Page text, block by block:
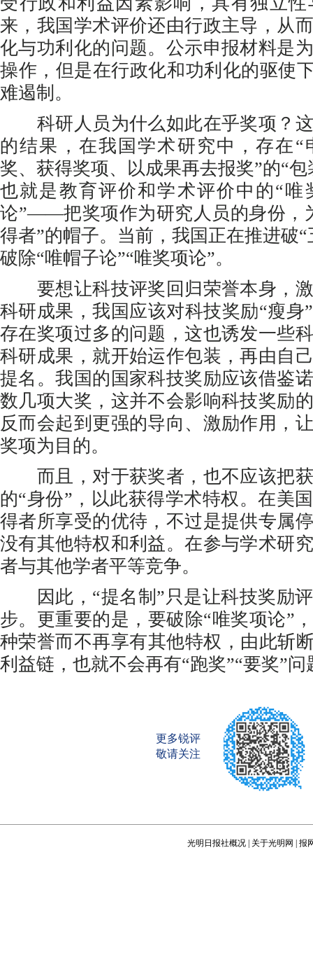
来，我国学术评价还由行政主导，从
化与功利化的问题。公示申报材料是
操作，但是在行政化和功利化的驱使
难遏制。
科研人员为什么如此在乎奖项？这
的结果，在我国学术研究中，存在“
奖、获得奖项、以成果再去报奖”的“
也就是教育评价和学术评价中的“唯
论”——把奖项作为研究人员的身份，
得者”的帽子。当前，我国正在推进破
破除“唯帽子论”“唯奖项论”。
要想让科技评奖回归荣誉本身，激
科研成果，我国应该对科技奖励“瘦身
存在奖项过多的问题，这也诱发一些
科研成果，就开始运作包装，再由自
提名。我国的国家科技奖励应该借鉴
数几项大奖，这并不会影响科技奖励
反而会起到更强的导向、激励作用，
奖项为目的。
而且，对于获奖者，也不应该把获
的“身份”，以此获得学术特权。在美
得者所享受的优待，不过是提供专属
没有其他特权和利益。在参与学术研
者与其他学者平等竞争。
因此，“提名制”只是让科技奖励评
步。更重要的是，要破除“唯奖项论”
种荣誉而不再享有其他特权，由此斩
利益链，也就不会再有“跑奖”“要奖”
更多锐评
敬请关注
光明日报社概况 关于光明网 报